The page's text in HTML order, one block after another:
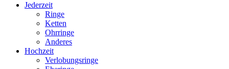
Jederzeit
Ringe
Ketten
Ohrringe
Anderes
Hochzeit
Verlobungsringe